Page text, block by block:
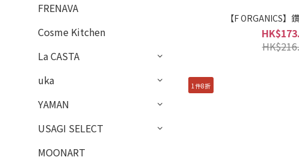
FRENAVA
Cosme Kitchen
La CASTA
uka
YAMAN
USAGI SELECT
MOONART
【F ORGANICS】
1件8折